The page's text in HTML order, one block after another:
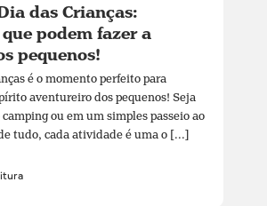
das Crianças:
podem fazer a
pequenos!
é o momento perfeito para
aventureiro dos pequenos! Seja
ou em um simples passeio ao
tudo, cada atividade é uma o [...]